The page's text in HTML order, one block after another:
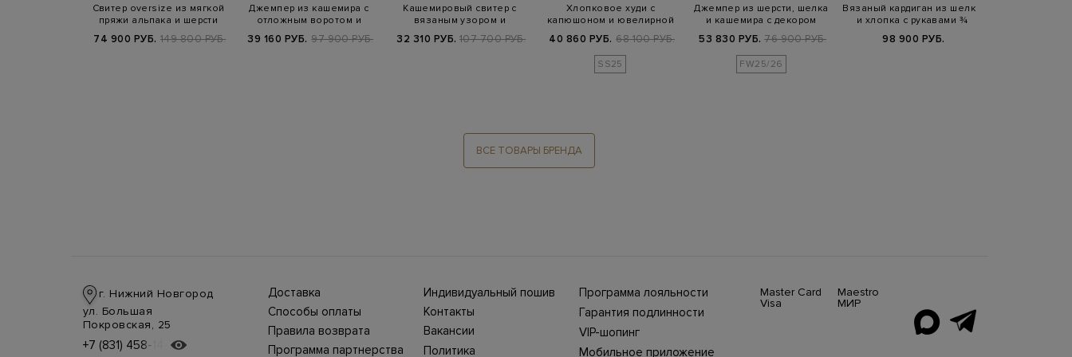
Свитер oversize из мягкой
пряжи альпака и шерсти
74 900 РУБ. 149 800 РУБ.
Джемпер из кашемира с
отложным воротом и
39 160 РУБ. 97 900 РУБ.
Кашемировый свитер с
вязаным узором и
32 310 РУБ. 107 700 РУБ.
Хлопковое худи с
капюшоном и ювелирной
40 860 РУБ. 68 100 РУБ.
SS25
Джемпер из шерсти, шелка
и кашемира с декором
53 830 РУБ. 76 900 РУБ.
FW25/26
Вязаный кардиган из шелка
и хлопка с рукавами ¾
98 900 РУБ.
ВСЕ ТОВАРЫ БРЕНДА
г. Нижний Новгород
ул. Большая
Покровская, 25
+7 (831) 458-14-75
+7 (831) 458-14-75
Доставка
производится
курьерской службой
СДЭК, DHL при 100%
предоплате.
Способы оплаты
магазине
осуществляется
Правила возврата
Интернет-магазин
позволяет вернуть
Программа партнерства
Индивидуальный пошив
Ежегодно в бутики
Stefano Ricci, Brioni,
Canali приезжают
представители Домов
моды, чтобы
Контакты
Большая Покровская,
25. Телефон интернет-
Вакансии
Политика
Программа лояльности
Гарантия подлинности
VIP-шопинг
Мобильное приложение
Master Card
Visa
Maestro
МИР